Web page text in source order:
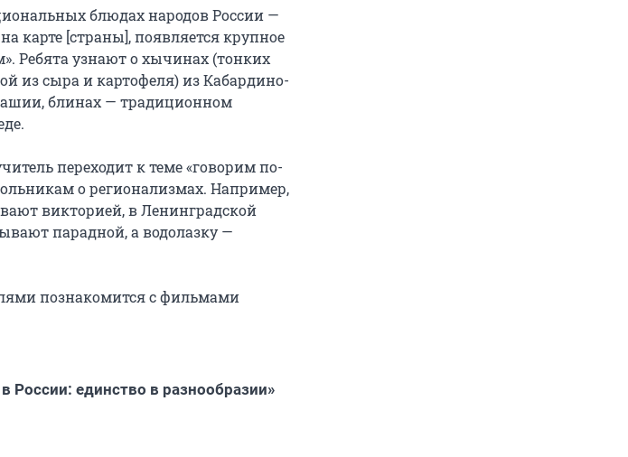
блюдах народов России —
карте [страны], появляется крупное
Ребята узнают о хычинах (тонких
из сыра и картофеля) из Кабардино-
блинах — традиционном
переходит к теме «говорим по-
о регионализмах. Например,
викторией, в Ленинградской
парадной, а водолазку —
познакомится с фильмами
России: единство в разнообразии»